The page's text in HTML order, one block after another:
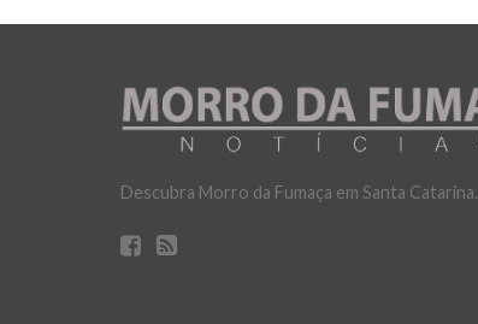
Descubra Morro da Fumaça em Santa Catarina.